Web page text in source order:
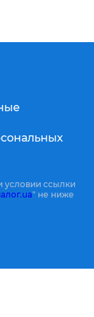
условии ссылки
" не ниже